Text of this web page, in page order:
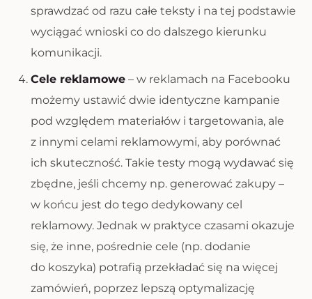
sprawdzać od razu całe teksty i na tej podstawie
wyciągać wnioski co do dalszego kierunku
komunikacji.
Cele reklamowe – w reklamach na Facebooku
możemy ustawić dwie identyczne kampanie
pod względem materiałów i targetowania, ale
z innymi celami reklamowymi, aby porównać
ich skuteczność. Takie testy mogą wydawać się
zbędne, jeśli chcemy np. generować zakupy –
w końcu jest do tego dedykowany cel
reklamowy. Jednak w praktyce czasami okazuje
się, że inne, pośrednie cele (np. dodanie
do koszyka) potrafią przekładać się na więcej
zamówień, poprzez lepszą optymalizację